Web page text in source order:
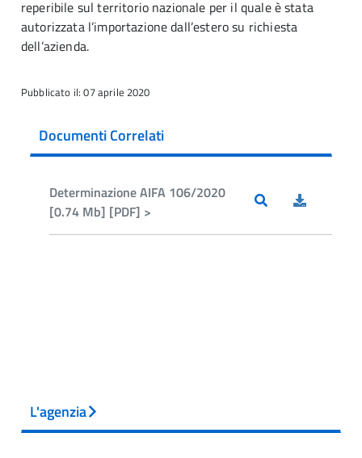
reperibile sul territorio nazionale per il quale è stata
autorizzata l’importazione dall’estero su richiesta
dell’azienda.
Pubblicato il: 07 aprile 2020
Documenti Correlati
Determinazione AIFA 106/2020
[0.74 Mb] [PDF] >
L'agenzia